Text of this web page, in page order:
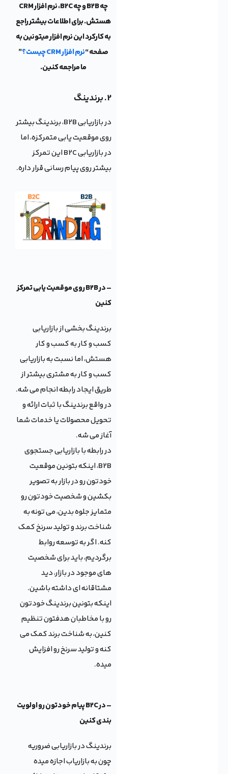
چه B2B و چه B2C، نرم افزار CRM
هستش. برای اطلاعات بیشتر راجع
به کارکرد این نرم افزار میتونین به
صفحه “نرم افزار CRM چیست؟
”
ما مراجعه کنین.
2. برندینگ
در بازاریابی B2B، برندینگ بیشتر
روی موقعیت یابی متمرکزه، اما
در بازاریابی B2C این تمرکز
بیشتر روی پیام رسانی قرار داره.
– در B2B روی موقعیت یابی تمرکز
کنین
برندینگ بخشی از بازاریابی
کسب و کار به کسب و کار
هستش، اما نسبت به بازاریابی
کسب و کار به مشتری بیشتر از
طریق ایجاد رابطه انجام می شه.
در واقع برندینگ با ثبات ارائه و
تحویل محصولات یا خدمات شما
آغاز می شه.
در رابطه با بازاریابی جستجوی
B2B، اینکه بتونین موقعیت
خودتون رو در بازار به تصویر
بکشین و شخصیت خودتون رو
متمایز جلوه بدین، می تونه به
شناخت برند و تولید سرنخ کمک
کنه. اگر به توسعه روابط
برگردیم، باید برای شخصیت
های موجود در بازار، دید
مشتاقانه ای داشته باشین.
اینکه بتونین برندینگ خودتون
رو با مخاطبان هدفتون تنظیم
کنین، به شناخت برند کمک می
کنه و تولید سرنخ رو افزایش
میده.
– در B2C پیام خودتون رو اولویت
بندی کنین
برندینگ در بازاریابی ضروریه
چون به بازاریاب اجازه میده